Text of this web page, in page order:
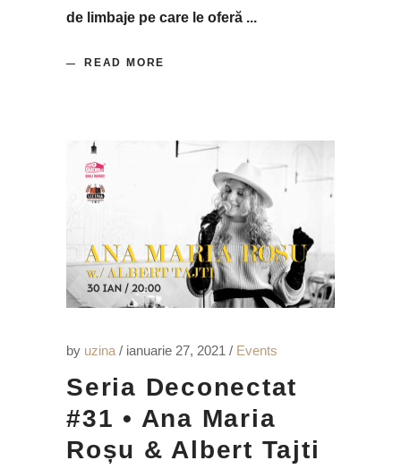
de limbaje pe care le oferă
READ MORE
by uzina ianuarie 27, 2021 Events
Seria Deconectat
#31 • Ana Maria
Roșu & Albert Tajti